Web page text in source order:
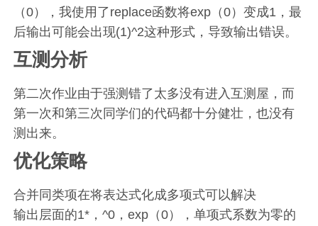
（0），我使用了replace函数将exp（0）变成1，最
后输出可能会出现(1)^2这种形式，导致输出错误。
互测分析
第二次作业由于强测错了太多没有进入互测屋，而
第一次和第三次同学们的代码都十分健壮，也没有
测出来。
优化策略
合并同类项在将表达式化成多项式可以解决
输出层面的1*，^0，exp（0），单项式系数为零的